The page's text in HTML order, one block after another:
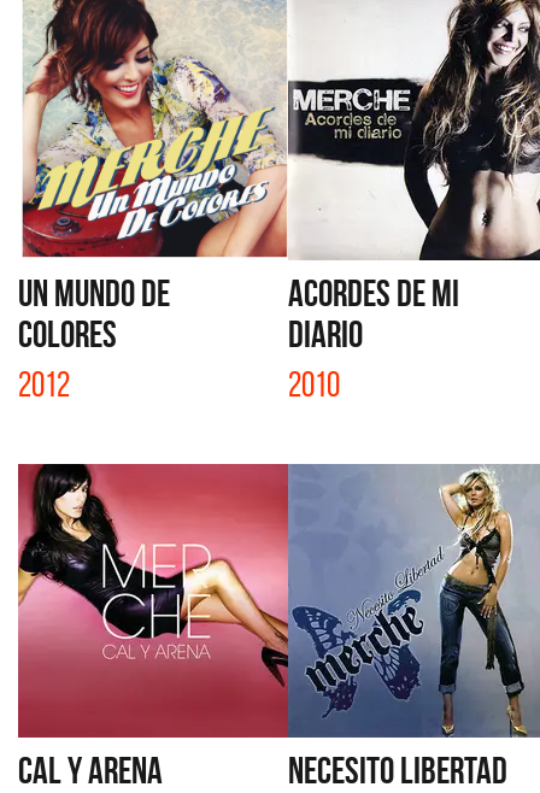
UN MUNDO DE
COLORES
2012
ACORDES DE MI
DIARIO
2010
CAL Y ARENA NECESITO LIBERTAD